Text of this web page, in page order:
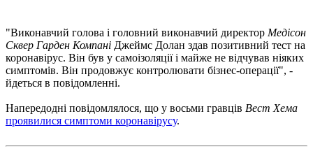
"Виконавчий голова і головний виконавчий директор Медісон
Сквер Гарден Компані Джеймс Долан здав позитивний тест на
коронавірус. Він був у самоізоляції і майже не відчував ніяких
симптомів. Він продовжує контролювати бізнес-операції", -
йдеться в повідомленні.
Напередодні повідомлялося, що у восьми гравців Вест Хема
проявилися симптоми коронавірусу.